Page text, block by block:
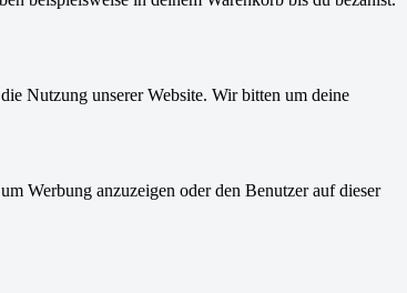
Nutzung unserer Website. Wir bitten um deine
Werbung anzuzeigen oder den Benutzer auf dieser